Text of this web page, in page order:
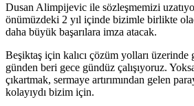
Dusan Alimpijevic ile sözleşmemizi
önümüzdeki 2 yıl içinde bizimle birlikte
daha büyük başarılara imza atacak.
Beşiktaş için kalıcı çözüm yolları
günden beri gece gündüz çalışıyoruz.
çıkartmak, sermaye artırımından gelen
kolayıydı bizim için.